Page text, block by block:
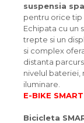
suspensia
pentru orice tip
Echipata cu un
trepte si un
si complex
distanta
nivelul bateriei,
iluminare.
E-BIKE SMART
Bicicleta